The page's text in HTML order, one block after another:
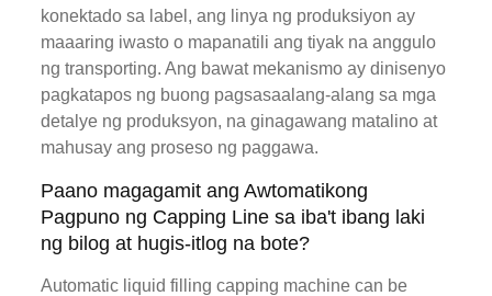
konektado sa label, ang linya ng produksiyon ay
maaaring iwasto o mapanatili ang tiyak na anggulo
ng transporting. Ang bawat mekanismo ay dinisenyo
pagkatapos ng buong pagsasaalang-alang sa mga
detalye ng produksyon, na ginagawang matalino at
mahusay ang proseso ng paggawa.
Paano magagamit ang Awtomatikong
Pagpuno ng Capping Line sa iba't ibang laki
ng bilog at hugis-itlog na bote?
Automatic liquid filling capping machine can be